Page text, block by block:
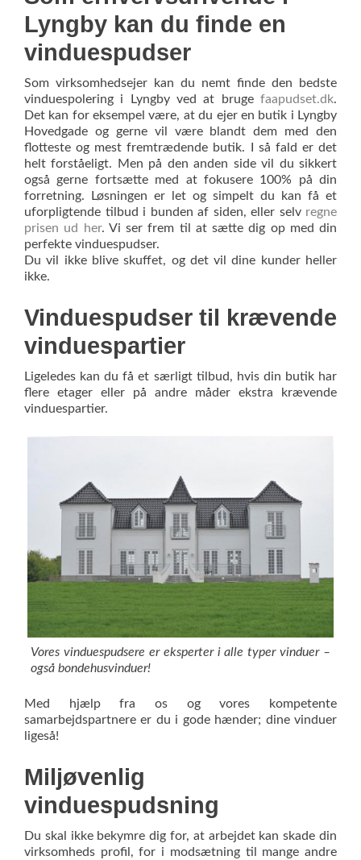
Lyngby kan du finde en
vinduespudser
Som virksomhedsejer kan du nemt finde den bedste
vinduespolering i Lyngby ved at bruge faapudset.dk.
Det kan for eksempel være, at du ejer en butik i Lyngby
Hovedgade og gerne vil være blandt dem med den
flotteste og mest fremtrædende butik. I så fald er det
helt forståeligt. Men på den anden side vil du sikkert
også gerne fortsætte med at fokusere 100% på din
forretning. Løsningen er let og simpelt du kan få et
uforpligtende tilbud i bunden af siden, eller selv regne
prisen ud her. Vi ser frem til at sætte dig op med din
perfekte vinduespudser.
Du vil ikke blive skuffet, og det vil dine kunder heller
ikke.
Vinduespudser til krævende
vinduespartier
Ligeledes kan du få et særligt tilbud, hvis din butik har
flere etager eller på andre måder ekstra krævende
vinduespartier.
Vores vinduespudsere er eksperter i alle typer vinduer –
også bondehusvinduer!
Med hjælp fra os og vores kompetente
samarbejdspartnere er du i gode hænder; dine vinduer
ligeså!
Miljøvenlig
vinduespudsning
Du skal ikke bekymre dig for, at arbejdet kan skade din
virksomheds profil, for i modsætning til mange andre